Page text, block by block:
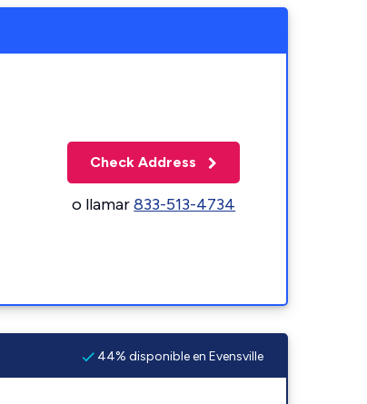
Check Address
o llamar833-513-4734
44% disponible en Evensville